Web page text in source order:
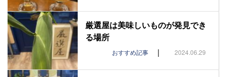
厳選屋は美味しいものが発見でき
る場所
おすすめ記事 | 2024.06.29